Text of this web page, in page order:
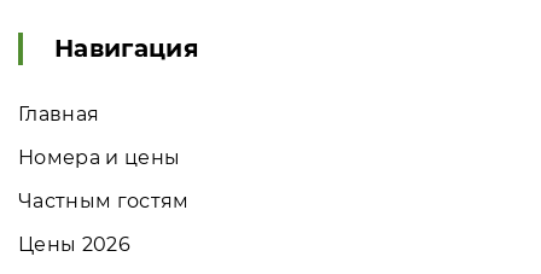
Навигация
Главная
Номера и цены
Частным гостям
Цены 2026